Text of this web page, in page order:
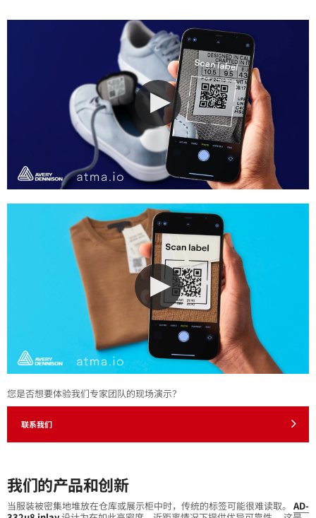
您是否想要体验我们专家团队的现场演示？
联系我们
我们的产品和创新
当服装被密集地堆放在仓库或展示柜中时，传统的标签可能很难读取。 AD-